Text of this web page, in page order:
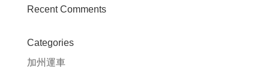
Recent Comments
Categories
加州運車